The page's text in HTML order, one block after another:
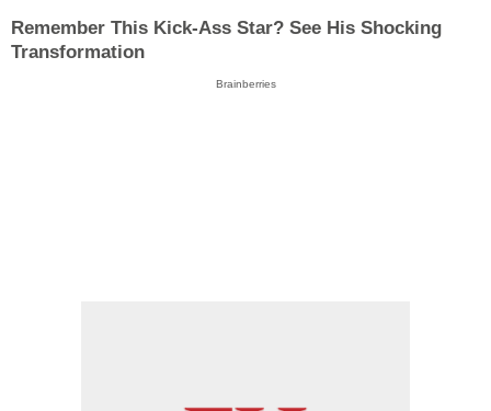
Remember This Kick-Ass Star? See His Shocking
Transformation
Brainberries